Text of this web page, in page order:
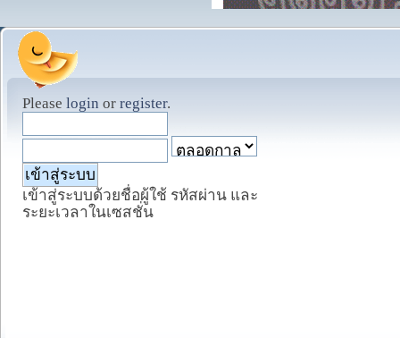
Please login or register.
เข้าสู่ระบบด้วยชื่อผู้ใช้ รหัสผ่าน และ
ระยะเวลาในเซสชั่น